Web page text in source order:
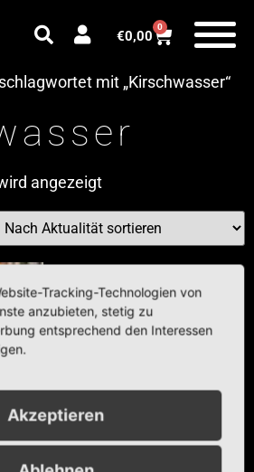
€0,00
0
mit „Kirschwasser“
angezeigt
Tracking-Technologien von
anzubieten, stetig zu
entsprechend den Interessen
Akzeptieren